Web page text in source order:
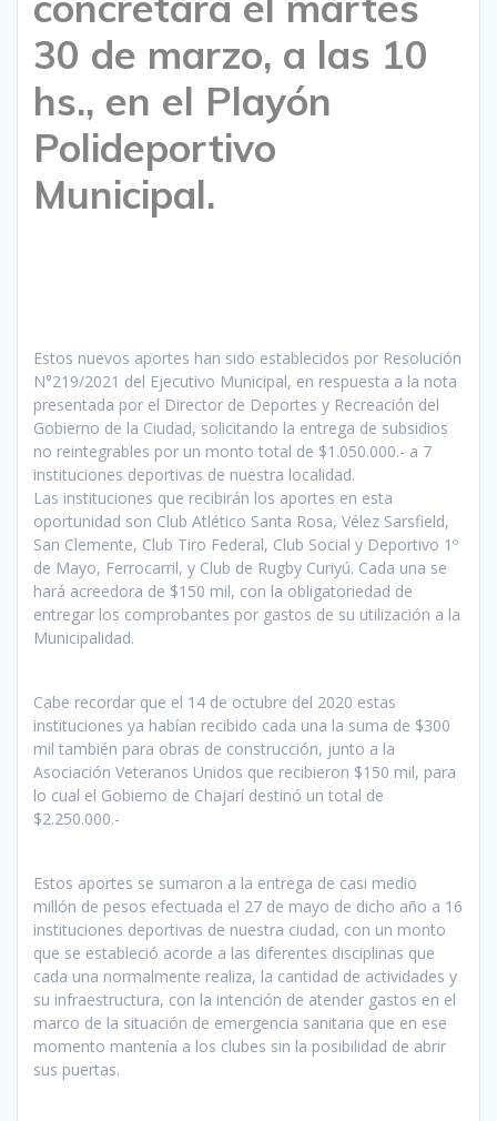
30 de marzo, a las 10
hs., en el Playón
Polideportivo
Municipal.
Estos nuevos aportes han sido establecidos por Resolución
N°219/2021 del Ejecutivo Municipal, en respuesta a la nota
presentada por el Director de Deportes y Recreación del
Gobierno de la Ciudad, solicitando la entrega de subsidios
no reintegrables por un monto total de $1.050.000.- a 7
instituciones deportivas de nuestra localidad.
Las instituciones que recibirán los aportes en esta
oportunidad son Club Atlético Santa Rosa, Vélez Sarsfield,
San Clemente, Club Tiro Federal, Club Social y Deportivo 1º
de Mayo, Ferrocarril, y Club de Rugby Curiyú. Cada una se
hará acreedora de $150 mil, con la obligatoriedad de
entregar los comprobantes por gastos de su utilización a la
Municipalidad.
Cabe recordar que el 14 de octubre del 2020 estas
instituciones ya habían recibido cada una la suma de $300
mil también para obras de construcción, junto a la
Asociación Veteranos Unidos que recibieron $150 mil, para
lo cual el Gobierno de Chajarí destinó un total de
$2.250.000.-
Estos aportes se sumaron a la entrega de casi medio
millón de pesos efectuada el 27 de mayo de dicho año a 16
instituciones deportivas de nuestra ciudad, con un monto
que se estableció acorde a las diferentes disciplinas que
cada una normalmente realiza, la cantidad de actividades y
su infraestructura, con la intención de atender gastos en el
marco de la situación de emergencia sanitaria que en ese
momento mantenía a los clubes sin la posibilidad de abrir
sus puertas.